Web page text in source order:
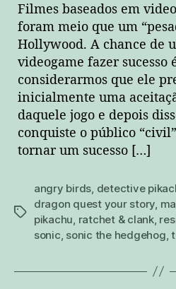
Filmes baseados em
foram meio que um
Hollywood. A chance de
videogame fazer sucesso
considerarmos que ele
inicialmente uma
daquele jogo e depois
conquiste o público
tornar um sucesso […]
tags
angry birds detective
dragon quest your story
pikachu ratchet & clank,
sonic sonic the hedgehog ,